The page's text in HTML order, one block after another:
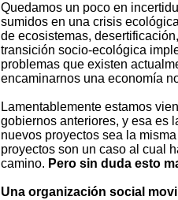
Quedamos un poco en
sumidos en una crisis
de ecosistemas,
transición socio-ecológica
problemas que existen
encaminarnos una economía
Lamentablemente estamos
gobiernos anteriores, y esa es
nuevos proyectos sea la
proyectos son un caso al cual
camino. Pero sin duda esto
Una organización social